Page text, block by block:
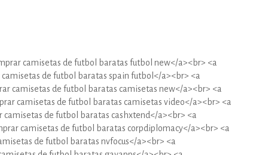
camisetas de futbol baratas futbol new</a><br> <a
de futbol baratas spain futbol</a><br> <a
camisetas de futbol baratas camisetas new</a><br> <a
camisetas de futbol baratas camisetas video</a><br> <a
de futbol baratas cashxtend</a><br> <a
camisetas de futbol baratas corpdiplomacy</a><br> <a
de futbol baratas nvfocus</a><br> <a